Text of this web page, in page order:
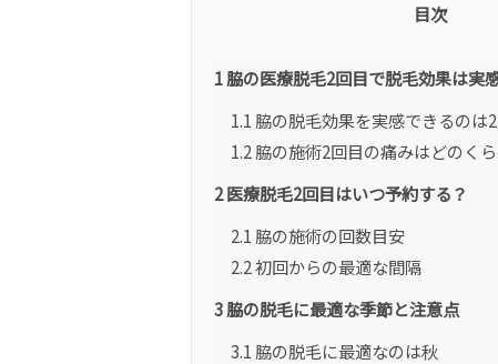
目次
1脇の医療脱毛2回目で脱毛効果は実
1.1 脇の脱毛効果を実感できるのは
1.2脇の施術2回目の痛みはどのくら
2医療脱毛2回目はいつ予約する？
2.1 脇の施術の回数目安
2.2初回からの最適な間隔
3脇の脱毛に最適な季節と注意点
3.1 脇の脱毛に最適なのは秋